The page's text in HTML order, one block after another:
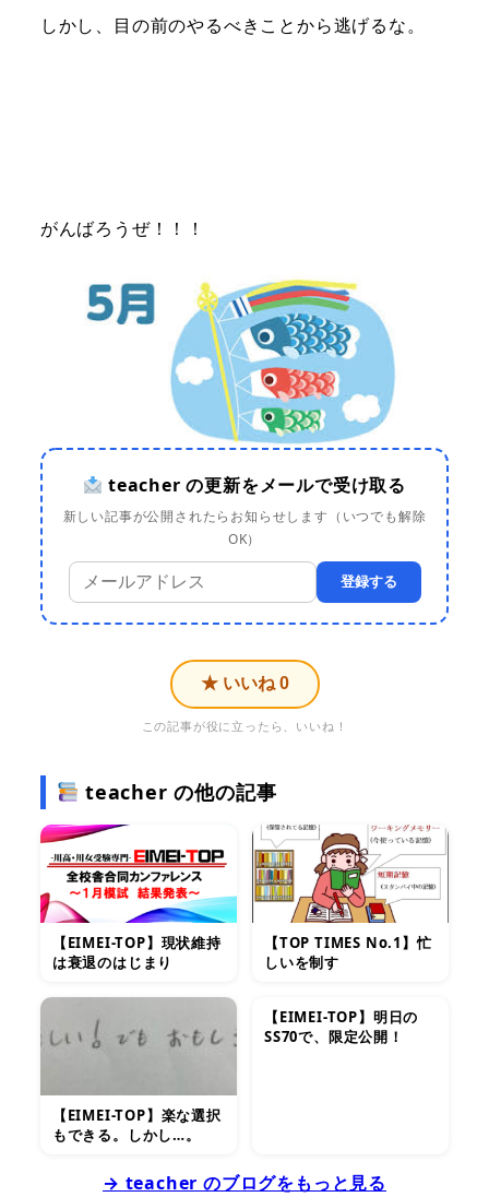
しかし、目の前のやるべきことから逃げるな。
がんばろうぜ！！！
teacher の更新をメールで受け取る
新しい記事が公開されたらお知らせします（いつでも解除
OK）
登録する
★ いいね0
この記事が役に立ったら、いいね！
teacher の他の記事
【EIMEI-TOP】現状維持
は衰退のはじまり
【TOP TIMES No.1】忙
しいを制す
【EIMEI-TOP】楽な選択
もできる。しかし…。
【EIMEI-TOP】明日の
SS70で、限定公開！
→ teacher のブログをもっと見る